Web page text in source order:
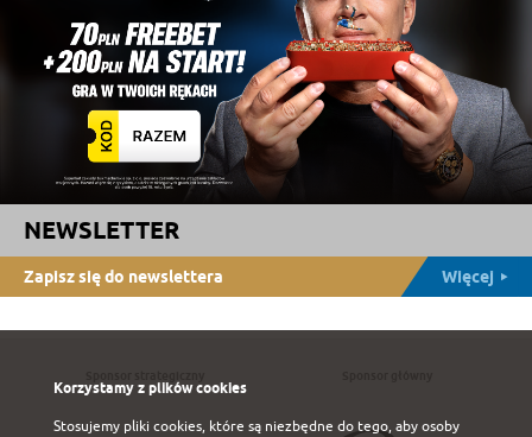
NEWSLETTER
Zapisz się do newslettera Więcej
Korzystamy z plików cookies
Stosujemy pliki cookies, które są niezbędne do tego, aby osoby